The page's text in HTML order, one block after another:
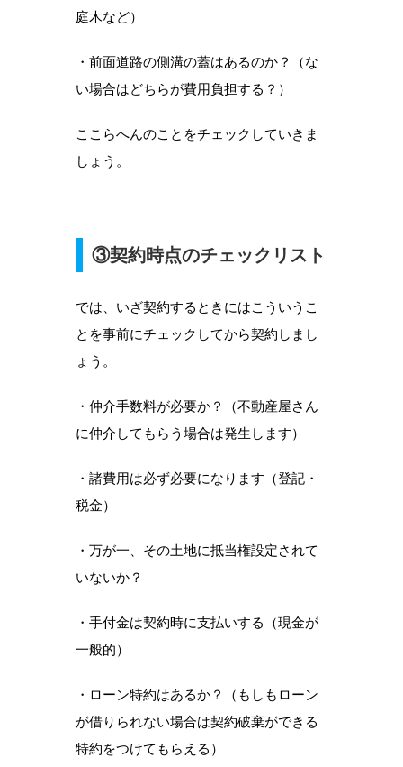
庭木など）
・前面道路の側溝の蓋はあるのか？（な
い場合はどちらが費用負担する？）
ここらへんのことをチェックしていきま
しょう。
③契約時点のチェックリスト
では、いざ契約するときにはこういうこ
とを事前にチェックしてから契約しまし
ょう。
・仲介手数料が必要か？（不動産屋さん
に仲介してもらう場合は発生します）
・諸費用は必ず必要になります（登記・
税金）
・万が一、その土地に抵当権設定されて
いないか？
・手付金は契約時に支払いする（現金が
一般的）
・ローン特約はあるか？（もしもローン
が借りられない場合は契約破棄ができる
特約をつけてもらえる）